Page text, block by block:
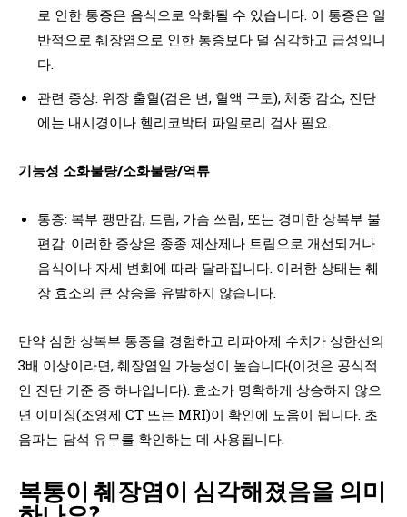
로 인한 통증은 음식으로 악화될 수 있습니다. 이 통증은 일
반적으로 췌장염으로 인한 통증보다 덜 심각하고 급성입니
다.
관련 증상: 위장 출혈(검은 변, 혈액 구토), 체중 감소, 진단
에는 내시경이나 헬리코박터 파일로리 검사 필요.
기능성 소화불량/소화불량/역류
통증: 복부 팽만감, 트림, 가슴 쓰림, 또는 경미한 상복부 불
편감. 이러한 증상은 종종 제산제나 트림으로 개선되거나
음식이나 자세 변화에 따라 달라집니다. 이러한 상태는 췌
장 효소의 큰 상승을 유발하지 않습니다.
만약 심한 상복부 통증을 경험하고 리파아제 수치가 상한선의
3배 이상이라면, 췌장염일 가능성이 높습니다(이것은 공식적
인 진단 기준 중 하나입니다). 효소가 명확하게 상승하지 않으
면 이미징(조영제 CT 또는 MRI)이 확인에 도움이 됩니다. 초
음파는 담석 유무를 확인하는 데 사용됩니다.
복통이 췌장염이 심각해졌음을 의미